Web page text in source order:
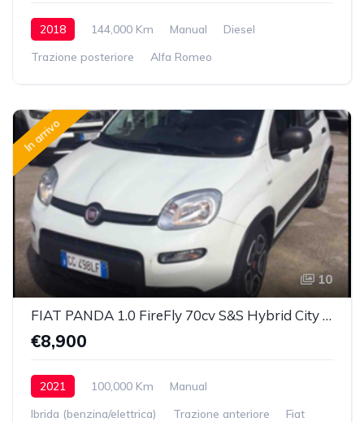
2018 144,000 Km Manual
Diesel
Trazione posteriore
Alfa Romeo
In arrivo
10
FIAT PANDA 1.0 FireFly 70cv S&S Hybrid City Life
€8,900
2021 100,000 Km
Manual
Ibrida (benzina/elettrica)
Trazione anteriore Fiat